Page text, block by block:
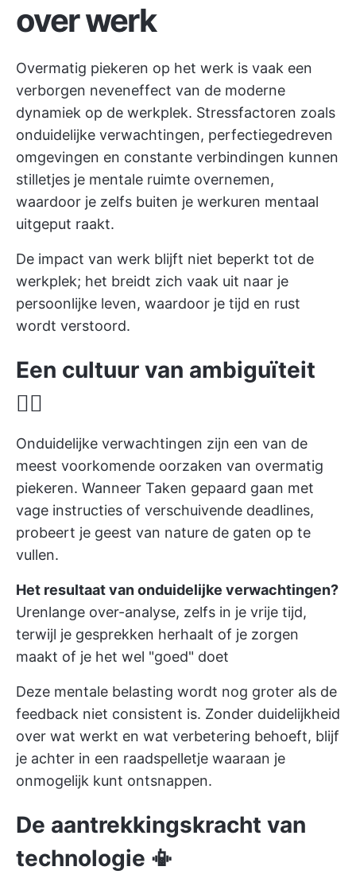
over werk
Overmatig piekeren op het werk is vaak een
verborgen neveneffect van de moderne
dynamiek op de werkplek. Stressfactoren zoals
onduidelijke verwachtingen, perfectiegedreven
omgevingen en constante verbindingen kunnen
stilletjes je mentale ruimte overnemen,
waardoor je zelfs buiten je werkuren mentaal
uitgeput raakt.
De impact van werk blijft niet beperkt tot de
werkplek; het breidt zich vaak uit naar je
persoonlijke leven, waardoor je tijd en rust
wordt verstoord.
Een cultuur van ambiguïteit
🤷‍♂️
Onduidelijke verwachtingen zijn een van de
meest voorkomende oorzaken van overmatig
piekeren. Wanneer Taken gepaard gaan met
vage instructies of verschuivende deadlines,
probeert je geest van nature de gaten op te
vullen.
Het resultaat van onduidelijke verwachtingen?
Urenlange over-analyse, zelfs in je vrije tijd,
terwijl je gesprekken herhaalt of je zorgen
maakt of je het wel "goed" doet
Deze mentale belasting wordt nog groter als de
feedback niet consistent is. Zonder duidelijkheid
over wat werkt en wat verbetering behoeft, blijf
je achter in een raadspelletje waaraan je
onmogelijk kunt ontsnappen.
De aantrekkingskracht van
technologie 📳